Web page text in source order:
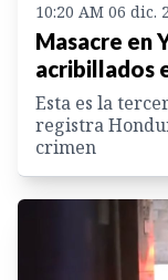
10:20 AM 06 dic.
Masacre en
acribillados
Esta es la
registra
crimen